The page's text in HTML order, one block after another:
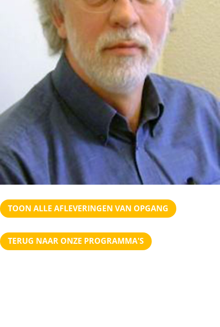
TOON ALLE AFLEVERINGEN VAN OPGANG
TERUG NAAR ONZE PROGRAMMA'S